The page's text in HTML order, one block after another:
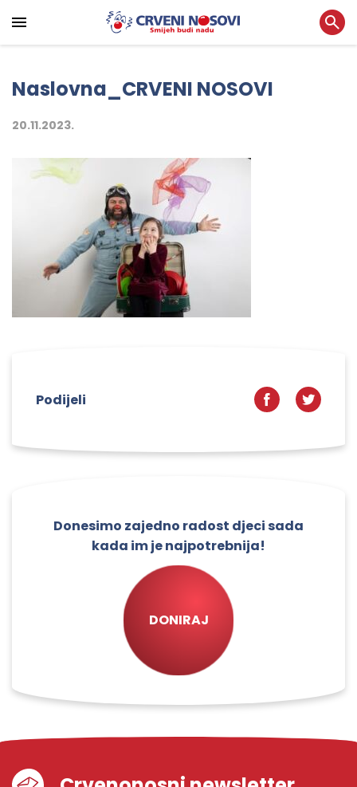
Naslovna_CRVENI NOSOVI
20.11.2023.
Podijeli
Donesimo zajedno radost djeci sada
kada im je najpotrebnija!
DONIRAJ